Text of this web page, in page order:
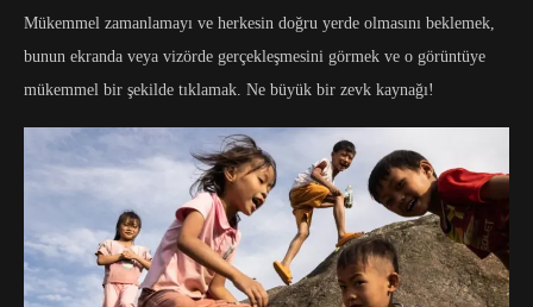
Mükemmel zamanlamayı ve herkesin doğru yerde olmasını beklemek,
bunun ekranda veya vizörde gerçekleşmesini görmek ve o görüntüye
mükemmel bir şekilde tıklamak. Ne büyük bir zevk kaynağı!